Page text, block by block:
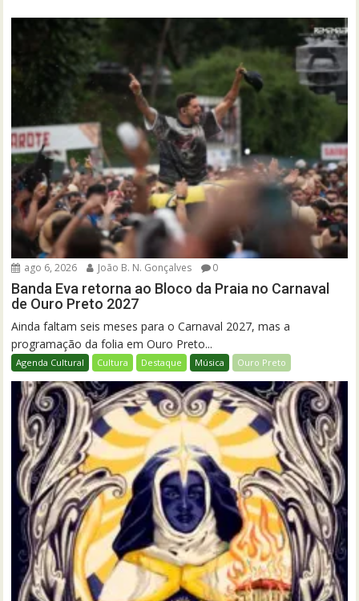
ago 6, 2026 João B. N. Gonçalves 0
Banda Eva retorna ao Bloco da Praia no Carnaval
de Ouro Preto 2027
Ainda faltam seis meses para o Carnaval 2027, mas a
programação da folia em Ouro Preto...
Agenda Cultural Cultura Destaque Música Ouro Preto